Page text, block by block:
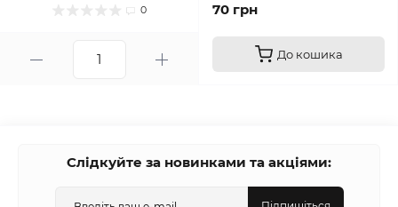
0 70 грн
До кошика
Слідкуйте за новинками та акціями: